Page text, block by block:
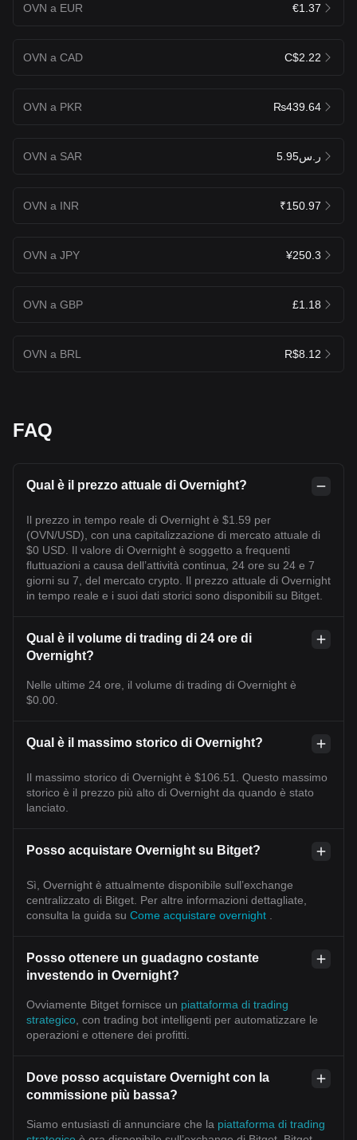
OVN a EUR €1.37
OVN a CAD C$2.22
OVN a PKR ₨439.64
OVN a SAR ر.س5.95
OVN a INR ₹150.97
OVN a JPY ¥250.3
OVN a GBP £1.18
OVN a BRL R$8.12
FAQ
Qual è il prezzo attuale di Overnight?
Il prezzo in tempo reale di Overnight è $1.59 per
(OVN/USD), con una capitalizzazione di mercato attuale di
$0 USD. Il valore di Overnight è soggetto a frequenti
fluttuazioni a causa dell’attività continua, 24 ore su 24 e 7
giorni su 7, del mercato crypto. Il prezzo attuale di Overnight
in tempo reale e i suoi dati storici sono disponibili su Bitget.
Qual è il volume di trading di 24 ore di
Overnight?
Nelle ultime 24 ore, il volume di trading di Overnight è
$0.00.
Qual è il massimo storico di Overnight?
Il massimo storico di Overnight è $106.51. Questo massimo
storico è il prezzo più alto di Overnight da quando è stato
lanciato.
Posso acquistare Overnight su Bitget?
Sì, Overnight è attualmente disponibile sull’exchange
centralizzato di Bitget. Per altre informazioni dettagliate,
consulta la guida su Come acquistare overnight
Posso ottenere un guadagno costante
investendo in Overnight?
Ovviamente Bitget fornisce un piattaforma di trading
strategico , con trading bot intelligenti per automatizzare le
operazioni e ottenere dei profitti.
Dove posso acquistare Overnight con la
commissione più bassa?
Siamo entusiasti di annunciare che la piattaforma di trading